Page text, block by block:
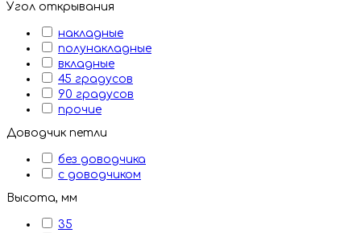
Угол открывания
накладные
полунакладные
вкладные
45 градусов
90 градусов
прочие
Доводчик петли
без доводчика
с доводчиком
Высота, мм
35